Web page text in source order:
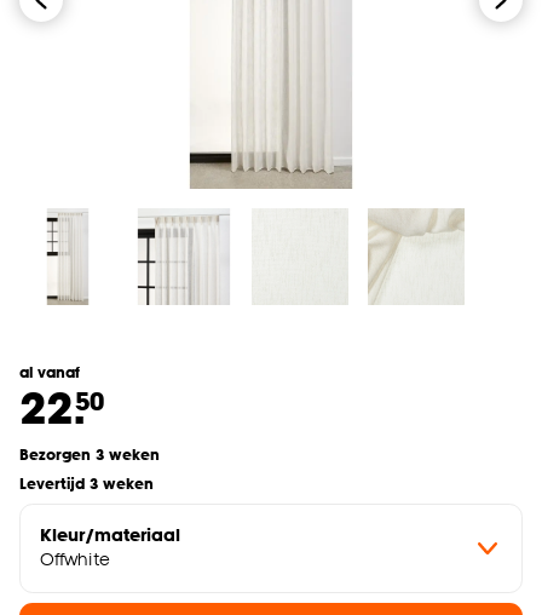
al vanaf
22.50
Bezorgen 3 weken
Levertijd 3 weken
Kleur/materiaal
Offwhite